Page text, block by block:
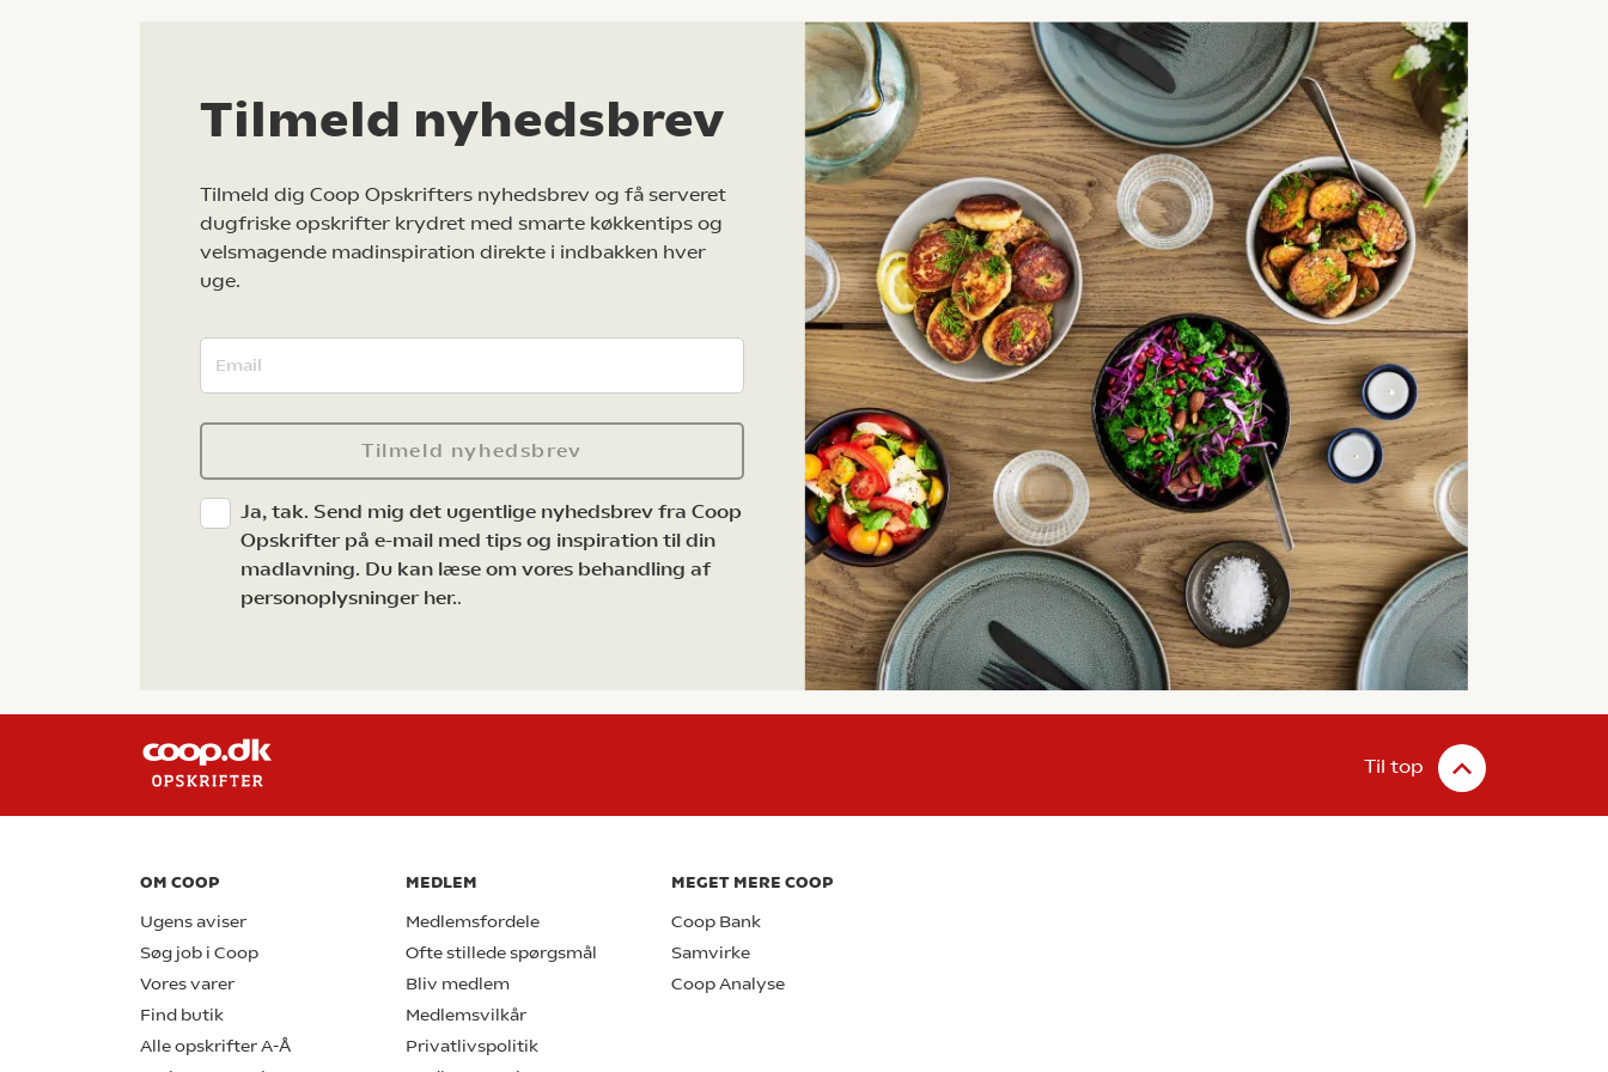
Tilmeld nyhedsbrev
Tilmeld dig Coop Opskrifters nyhedsbrev og få serveret
dugfriske opskrifter krydret med smarte køkkentips og
velsmagende madinspiration direkte i indbakken hver
uge.
Tilmeld nyhedsbrev
Ja, tak. Send mig det ugentlige nyhedsbrev fra Coop
Opskrifter på e-mail med tips og inspiration til din
madlavning. Du kan læse om vores behandling af
personoplysninger her..
Til top
OM COOP
Ugens aviser
Søg job i Coop
Vores varer
Find butik
Alle opskrifter A-Å
MEDLEM
Medlemsfordele
Ofte stillede spørgsmål
Bliv medlem
Medlemsvilkår
Privatlivspolitik
MEGET MERE COOP
Coop Bank
Samvirke
Coop Analyse